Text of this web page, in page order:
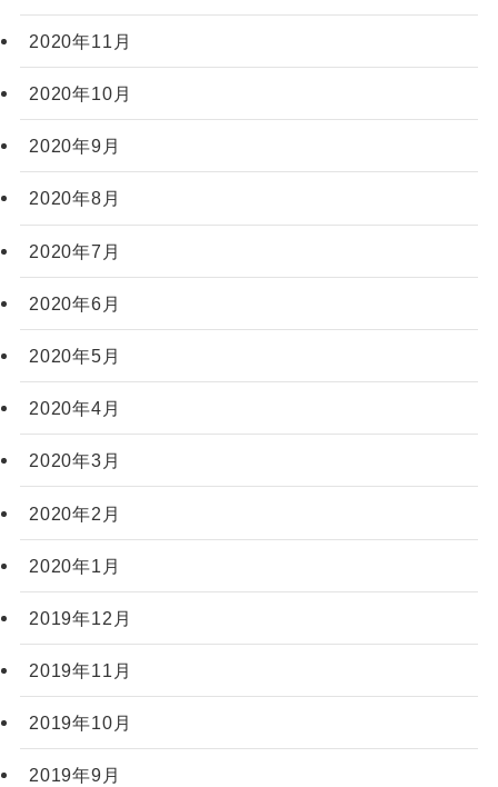
2020年11月
2020年10月
2020年9月
2020年8月
2020年7月
2020年6月
2020年5月
2020年4月
2020年3月
2020年2月
2020年1月
2019年12月
2019年11月
2019年10月
2019年9月